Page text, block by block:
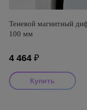
Теневой магнитный
100 мм
4 464 ₽